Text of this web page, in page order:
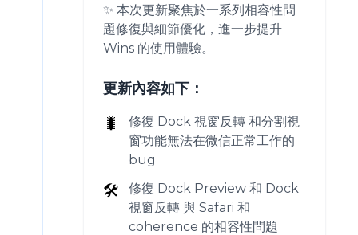
✨ 本次更新聚焦於一系列相容性問
題修復與細節優化，進一步提升
Wins 的使用體驗。
更新內容如下：
🐛
修復 Dock 視窗反轉 和分割視
窗功能無法在微信正常工作的
bug
🛠️
修復 Dock Preview 和 Dock
視窗反轉 與 Safari 和
coherence 的相容性問題